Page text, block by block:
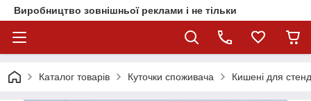
Виробництво зовнішньої реклами і не тільки
Каталог товарів Куточки споживача Кишені для